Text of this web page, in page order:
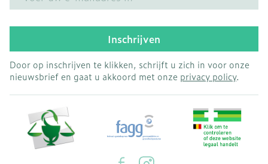
Inschrijven
Door op inschrijven te klikken, schrijft u zich in voor onze
nieuwsbrief en gaat u akkoord met onze privacy policy.